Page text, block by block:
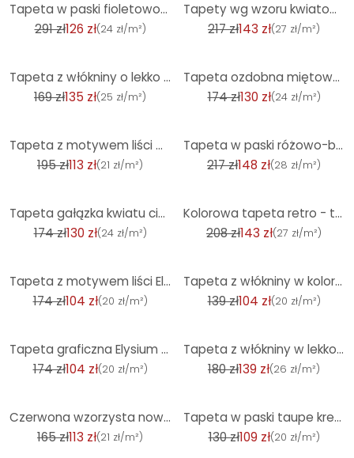
Tapeta w paski fioletowo-szara bez PVC - tapeta flizelinowa w paski A.S. Création 386654
291 zł126 zł(24 zł/m²)
Tapety wg wzoru kwiatowego różowe białe - tapety w kwiaty figlarne
217 zł143 zł(27 zł/m²)
Tapeta z włókniny o lekko błyszczącej beżowej gładkiej fakturze
169 zł135 zł(25 zł/m²)
Tapeta ozdobna miętowa zieleń srebro - błyszcząca tapeta z włókniny z próbkami w stylu vintage
174 zł130 zł(24 zł/m²)
Tapeta z motywem liści Guido Maria Kretschmer Yamato Fashion for Walls 5 brązowy
195 zł113 zł(21 zł/m²)
Tapeta w paski różowo-biała - delikatna tapeta w paski
217 zł148 zł(28 zł/m²)
Tapeta gałązka kwiatu ciemnozielony złoty biały - azjatycki motyw kwiatowy - tapeta z włókniny
174 zł130 zł(24 zł/m²)
Kolorowa tapeta retro - tapeta z włókniny w stylu retro w kwiaty - tapeta z wzorem w stylu vintage
208 zł143 zł(27 zł/m²)
Tapeta z motywem liści Elysium brązowa
174 zł104 zł(20 zł/m²)
Tapeta z włókniny w kolorze białym z motywem liści o kwiatowym wyglądzie
139 zł104 zł(20 zł/m²)
Tapeta graficzna Elysium złota
174 zł104 zł(20 zł/m²)
Tapeta z włókniny w lekko błyszczącym beżowym kolorze o wyglądzie betonu
180 zł139 zł(26 zł/m²)
Czerwona wzorzysta nowoczesna tapeta z włókniny złoty wzór tapeta salon, kuchnia
165 zł113 zł(21 zł/m²)
Tapeta w paski taupe kremowa biel - tapeta z włókniny z teksturą elegancka i nowoczesna
130 zł109 zł(20 zł/m²)